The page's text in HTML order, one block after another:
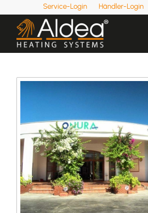
Service-Login Händler-Login